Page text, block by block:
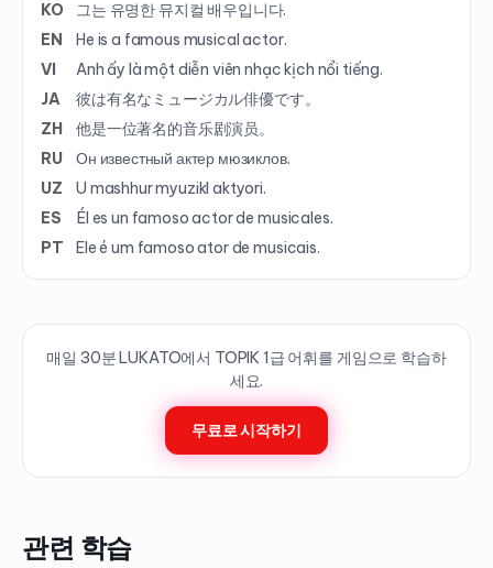
KO
그는 유명한 뮤지컬 배우입니다.
EN
He is a famous musical actor.
VI
Anh ấy là một diễn viên nhạc kịch nổi tiếng.
JA
彼は有名なミュージカル俳優です。
ZH
他是一位著名的音乐剧演员。
RU
Он известный актер мюзиклов.
UZ
U mashhur myuzikl aktyori.
ES
Él es un famoso actor de musicales.
PT
Ele é um famoso ator de musicais.
매일 30분 LUKATO에서 TOPIK 1급 어휘를 게임으로 학습하
세요.
무료로 시작하기
관련 학습